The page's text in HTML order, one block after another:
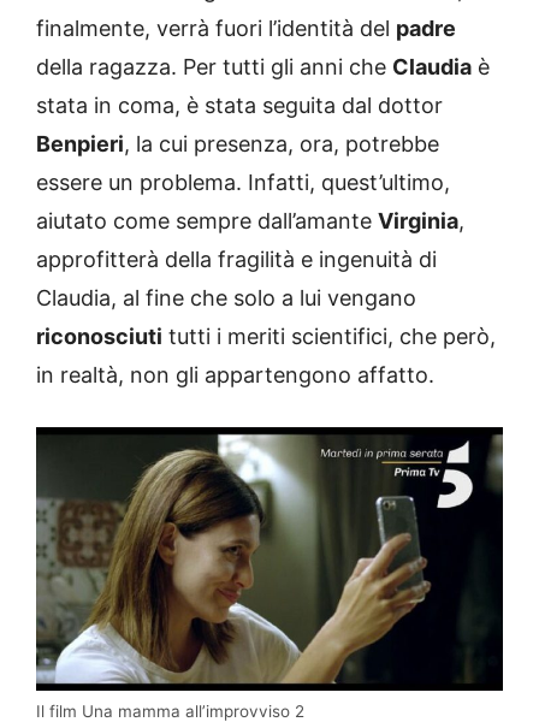
finalmente, verrà fuori l’identità del padre
della ragazza. Per tutti gli anni che Claudia è
stata in coma, è stata seguita dal dottor
Benpieri, la cui presenza, ora, potrebbe
essere un problema. Infatti, quest’ultimo,
aiutato come sempre dall’amante Virginia,
approfitterà della fragilità e ingenuità di
Claudia, al fine che solo a lui vengano
riconosciuti tutti i meriti scientifici, che però,
in realtà, non gli appartengono affatto.
Il film Una mamma all’improvviso 2